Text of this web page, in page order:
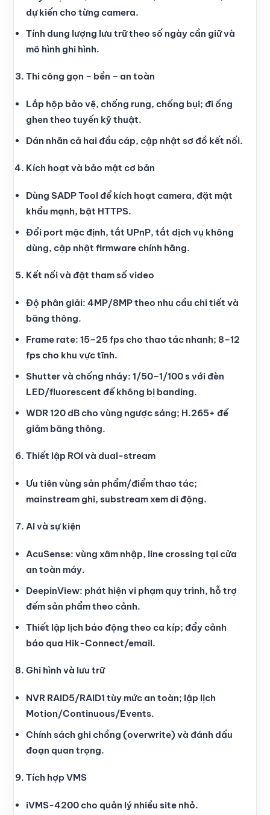
dự kiến cho từng camera.
Tính dung lượng lưu trữ theo số ngày cần giữ và
mô hình ghi hình.
Thi công gọn – bền – an toàn
Lắp hộp bảo vệ, chống rung, chống bụi; đi ống
ghen theo tuyến kỹ thuật.
Dán nhãn cả hai đầu cáp, cập nhật sơ đồ kết nối.
Kích hoạt và bảo mật cơ bản
Dùng SADP Tool để kích hoạt camera, đặt mật
khẩu mạnh, bật HTTPS.
Đổi port mặc định, tắt UPnP, tắt dịch vụ không
dùng, cập nhật firmware chính hãng.
Kết nối và đặt tham số video
Độ phân giải: 4MP/8MP theo nhu cầu chi tiết và
băng thông.
Frame rate: 15–25 fps cho thao tác nhanh; 8–12
fps cho khu vực tĩnh.
Shutter và chống nháy: 1/50–1/100 s với đèn
LED/fluorescent để không bị banding.
WDR 120 dB cho vùng ngược sáng; H.265+ để
giảm băng thông.
Thiết lập ROI và dual-stream
Ưu tiên vùng sản phẩm/điểm thao tác;
mainstream ghi, substream xem di động.
AI và sự kiện
AcuSense: vùng xâm nhập, line crossing tại cửa
an toàn máy.
DeepinView: phát hiện vi phạm quy trình, hỗ trợ
đếm sản phẩm theo cảnh.
Thiết lập lịch báo động theo ca kíp; đẩy cảnh
báo qua Hik-Connect/email.
Ghi hình và lưu trữ
NVR RAID5/RAID1 tùy mức an toàn; lập lịch
Motion/Continuous/Events.
Chính sách ghi chồng (overwrite) và đánh dấu
đoạn quan trọng.
Tích hợp VMS
iVMS-4200 cho quản lý nhiều site nhỏ.